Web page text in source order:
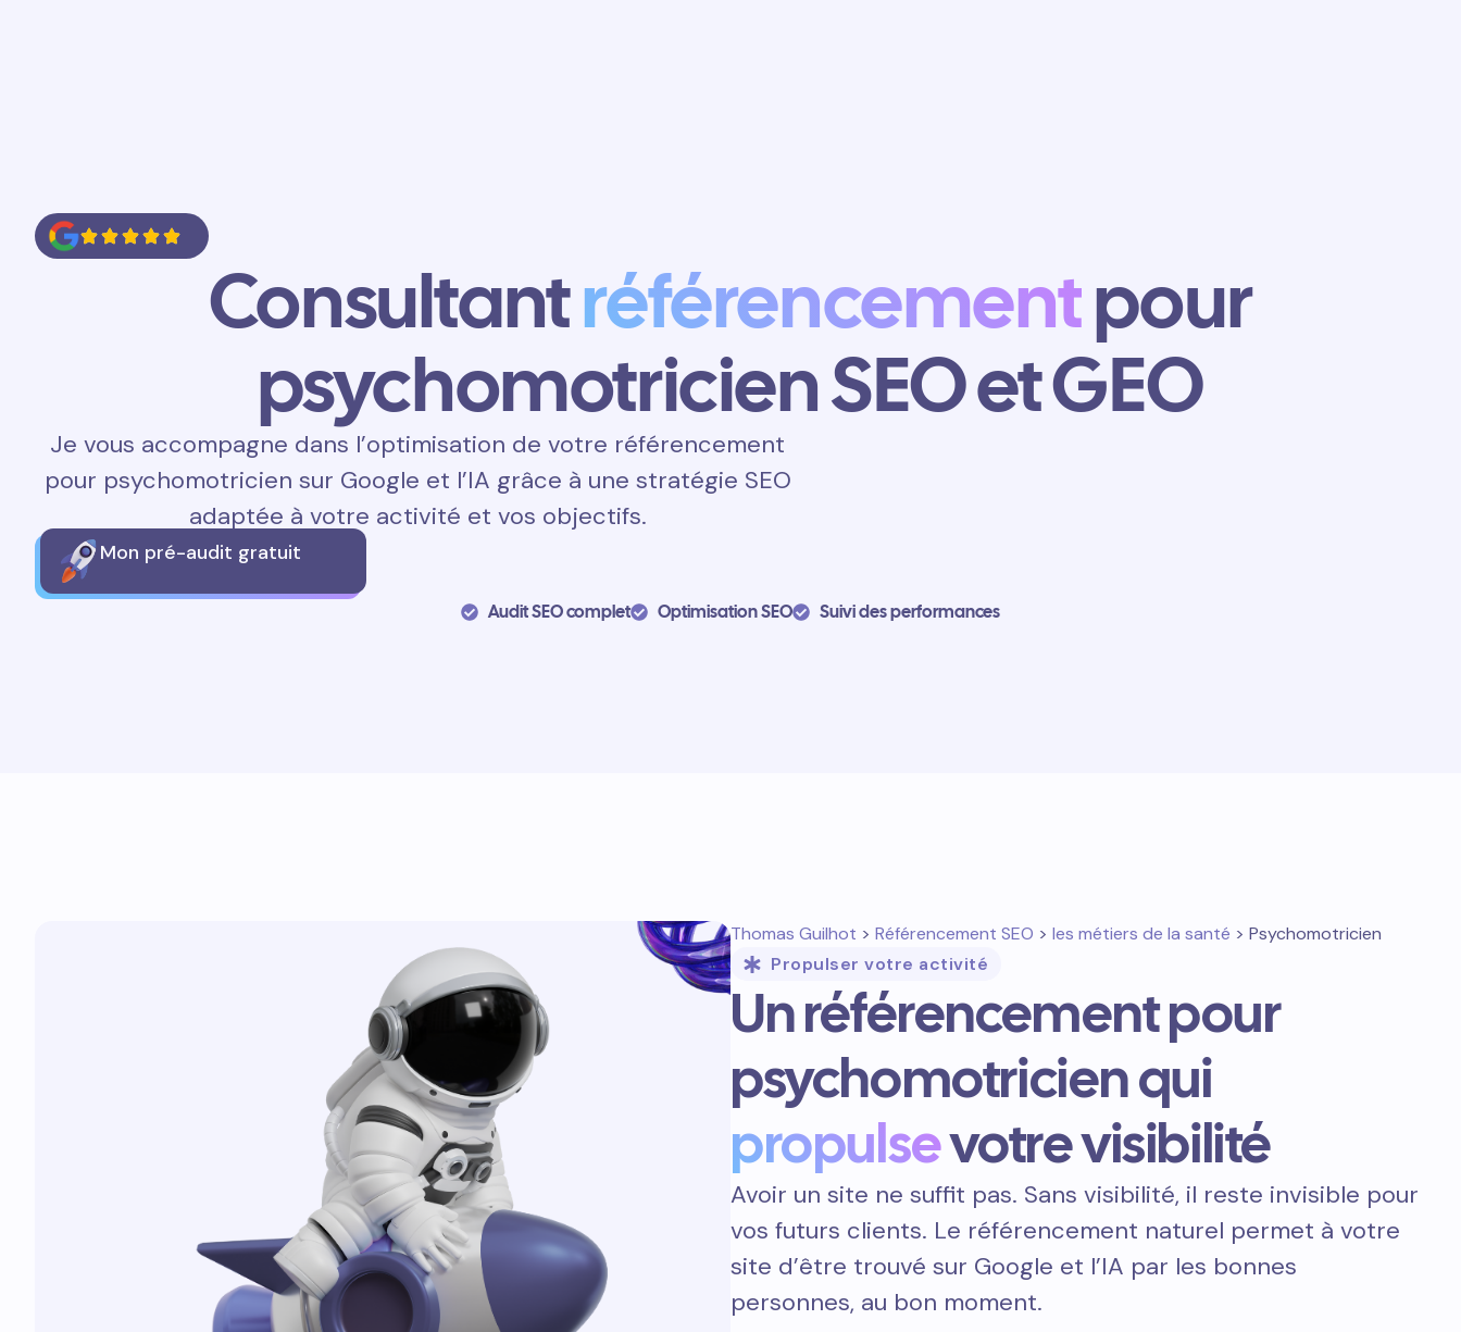
Consultantréférencementpour
psychomotricien SEO et GEO
Je vous accompagne dans l’optimisation de votre référencement
pour psychomotricien sur Google et l’IA grâce à une stratégie SEO
adaptée à votre activité et vos objectifs.
Mon pré-audit gratuit
Audit SEO complet Optimisation SEO Suivi des performances
Thomas Guilhot > Référencement SEO > les métiers de la santé > Psychomotricien
Propulser votre activité
Un référencement pour
psychomotricien qui
propulsevotre visibilité
Avoir un site ne suffit pas. Sans visibilité, il reste invisible pour
vos futurs clients. Le référencement naturel permet à votre
site d’être trouvé sur Google et l’IA par les bonnes
personnes, au bon moment.